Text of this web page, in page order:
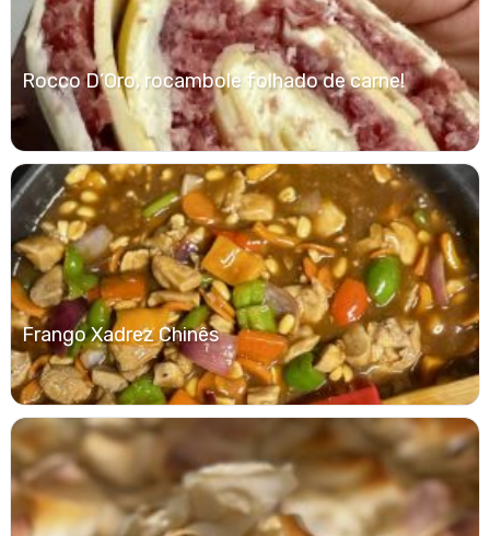
Rocco D’Oro, rocambole folhado de carne!
Frango Xadrez Chinês